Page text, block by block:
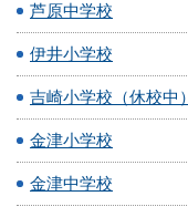
芦原中学校
伊井小学校
吉崎小学校（休校中）
金津小学校
金津中学校